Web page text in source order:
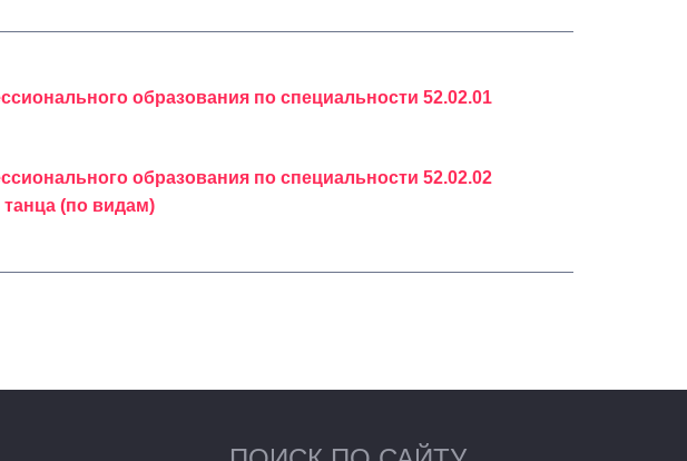
образования по специальности 52.02.01
образования по специальности 52.02.02
(по видам)